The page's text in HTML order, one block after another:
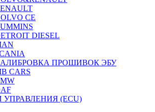
CE
DIESEL
ПРОШИВОК ЭБУ
CARS
УПРАВЛЕНИЯ (ECU)